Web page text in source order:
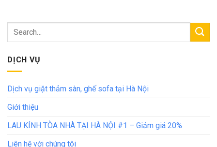
DỊCH VỤ
Dịch vụ giặt thảm sàn, ghế sofa tại Hà Nội
Giới thiệu
LAU KÍNH TÒA NHÀ TẠI HÀ NỘI #1 – Giảm giá 20%
Liên hệ với chúng tôi